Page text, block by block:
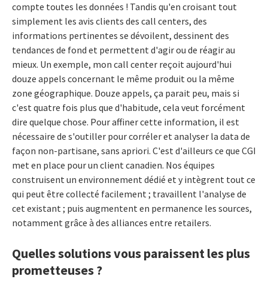
compte toutes les données ! Tandis qu'en croisant tout
simplement les avis clients des call centers, des
informations pertinentes se dévoilent, dessinent des
tendances de fond et permettent d'agir ou de réagir au
mieux. Un exemple, mon call center reçoit aujourd'hui
douze appels concernant le même produit ou la même
zone géographique. Douze appels, ça parait peu, mais si
c'est quatre fois plus que d'habitude, cela veut forcément
dire quelque chose. Pour affiner cette information, il est
nécessaire de s'outiller pour corréler et analyser la data de
façon non-partisane, sans apriori. C'est d'ailleurs ce que CGI
met en place pour un client canadien. Nos équipes
construisent un environnement dédié et y intègrent tout ce
qui peut être collecté facilement ; travaillent l'analyse de
cet existant ; puis augmentent en permanence les sources,
notamment grâce à des alliances entre retailers.
Quelles solutions vous paraissent les plus
prometteuses ?